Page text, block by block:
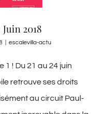
2018
escalevilla-actu
1 ! Du 21 au 24 juin
retrouve ses droits
au circuit Paul-